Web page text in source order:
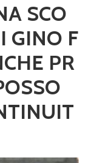
SCO
GINO F
PR